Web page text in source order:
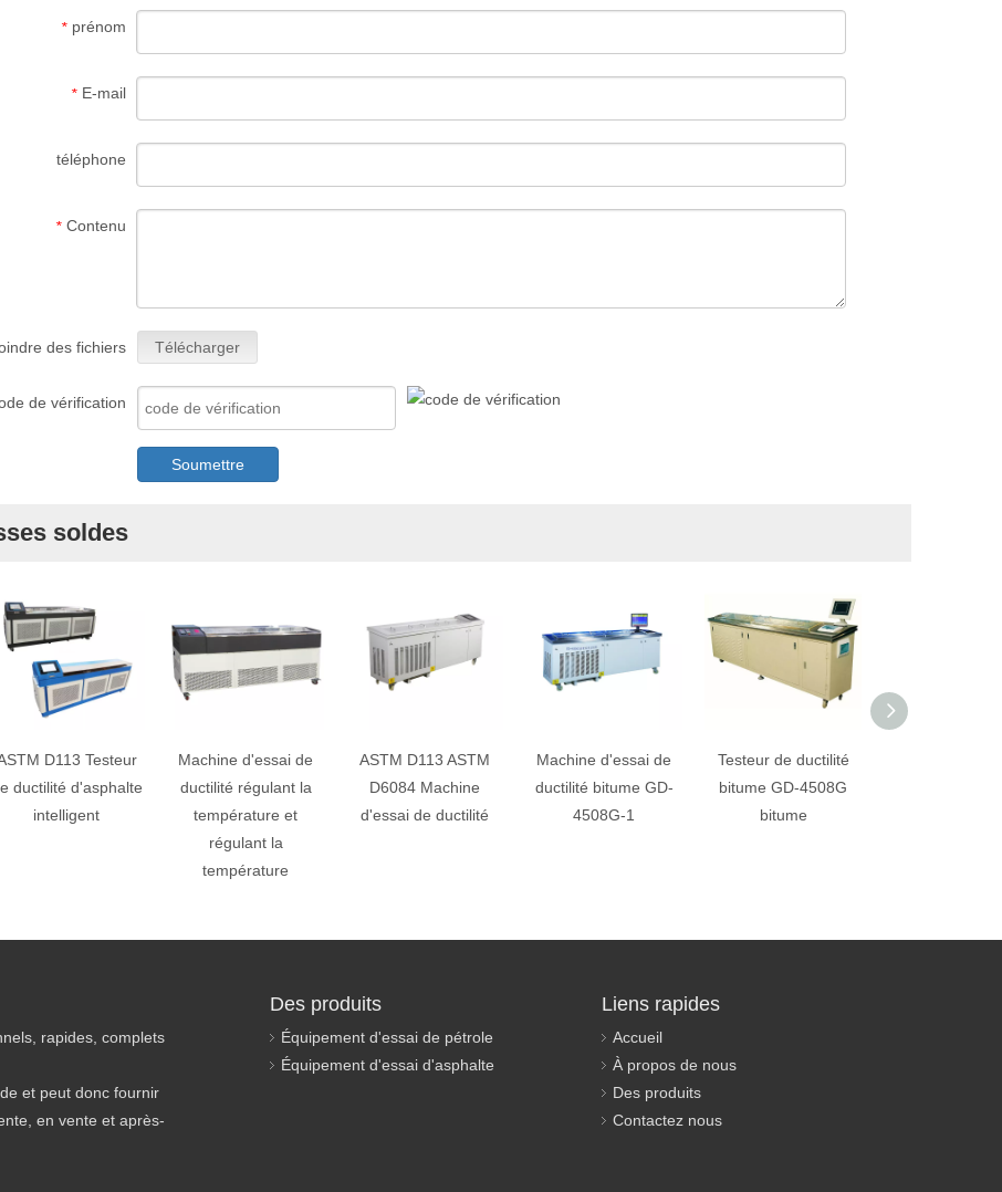
* prénom
* E-mail
téléphone
* Contenu
des fichiers Télécharger
de vérification
Soumettre
soldes
D113 Testeur
ductilité d'asphalte
intelligent
Machine d'essai de
ductilité régulant la
température et
régulant la
température
ASTM D113 ASTM
D6084 Machine
d'essai de ductilité
Machine d'essai de
ductilité bitume GD-
4508G-1
Testeur de ductilité
bitume GD-4508G
bitume
rapides, complets
et peut donc fournir
en vente et après-
Des produits
Équipement d'essai de pétrole
Équipement d'essai d'asphalte
Liens rapides
Accueil
À propos de nous
Des produits
Contactez nous